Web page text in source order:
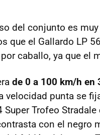
del conjunto es
que el Gallardo LP
caballo, ya que el
de 0 a 100 km/h en
velocidad punta se
Super Trofeo
con el negro